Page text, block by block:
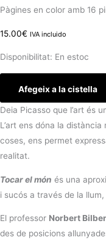
Pàgines en color amb 16
15.00€ IVA incluido
Disponibilitat: En estoc
Afegeix a la cistella
Deia Picasso que l’art és
L’art ens dóna la
coses, ens permet
realitat.
Tocar el món és una
i sucós a través de la
El professor Norbert
des de posicions